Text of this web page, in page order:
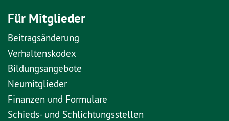
Für Mitglieder
Beitragsänderung
Verhaltenskodex
Bildungsangebote
Neumitglieder
Finanzen und Formulare
Schieds- und Schlichtungsstellen